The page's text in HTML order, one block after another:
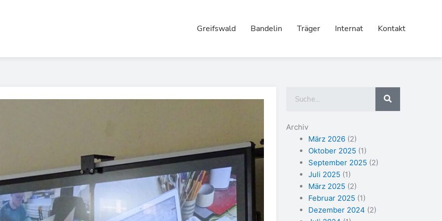
Greifswald Bandelin Träger Internat Kontakt
Archiv
März 2026 (2)
Oktober 2025 (1)
September 2025 (2)
Juli 2025 (1)
März 2025 (2)
Februar 2025 (1)
Dezember 2024 (2)